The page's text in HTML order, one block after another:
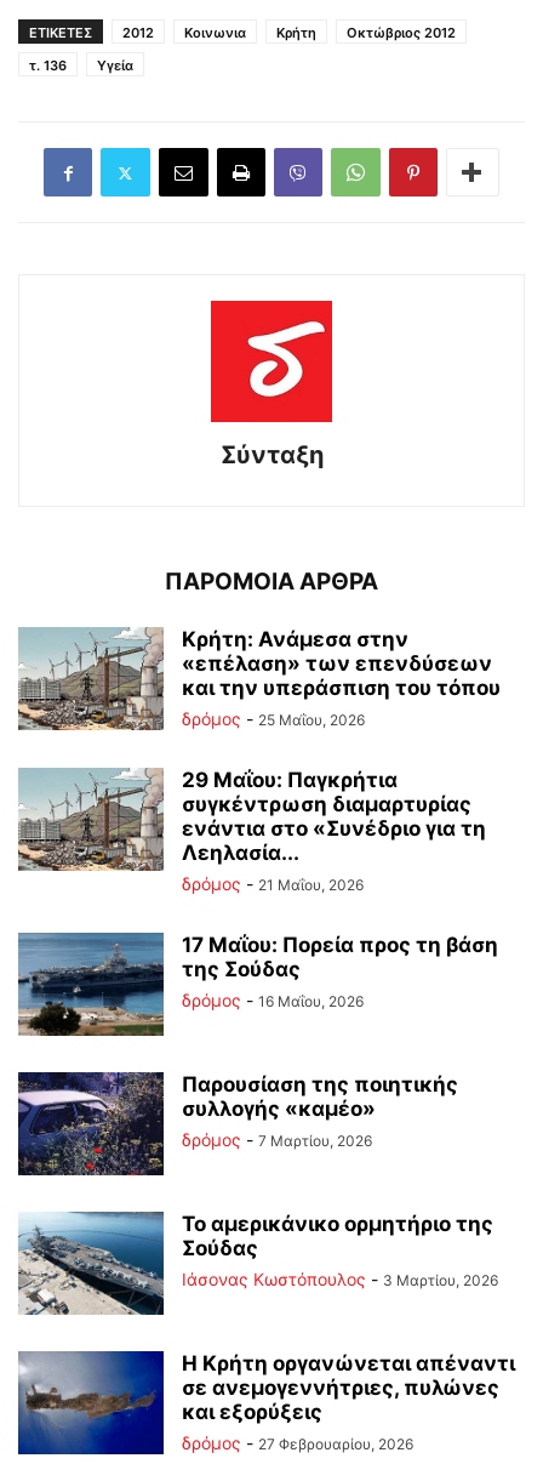
ΕΤΙΚΕΤΕΣ 2012 Κοινωνια Κρήτη
Οκτώβριος 2012
τ. 136
Υγεία
Σύνταξη
ΠΑΡΟΜΟΙΑ ΑΡΘΡΑ
Κρήτη: Ανάμεσα στην
«επέλαση» των επενδύσεων
και την υπεράσπιση του τόπου
δρόμος - 25 Μαΐου, 2026
29 Μαΐου: Παγκρήτια
συγκέντρωση διαμαρτυρίας
ενάντια στο «Συνέδριο για τη
Λεηλασία...
δρόμος - 21 Μαΐου, 2026
17 Μαΐου: Πορεία προς τη βάση
της Σούδας
δρόμος - 16 Μαΐου, 2026
Παρουσίαση της ποιητικής
συλλογής «καμέο»
δρόμος - 7 Μαρτίου, 2026
Το αμερικάνικο ορμητήριο της
Σούδας
Ιάσονας Κωστόπουλος - 3 Μαρτίου, 2026
Η Κρήτη οργανώνεται απέναντι
σε ανεμογεννήτριες, πυλώνες
και εξορύξεις
δρόμος - 27 Φεβρουαρίου, 2026